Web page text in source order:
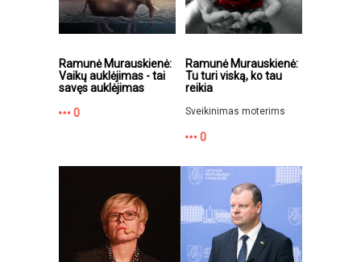
Ramunė Murauskienė:
Vaikų auklėjimas - tai
savęs auklėjimas
0
Ramunė Murauskienė:
Tu turi viską, ko tau
reikia
Sveikinimas moterims
0